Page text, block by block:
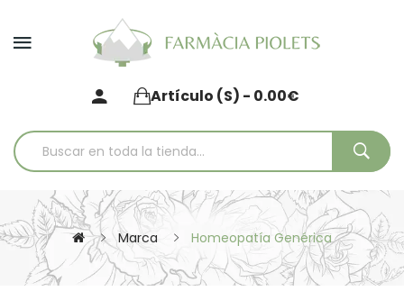
Artículo (s) - 0.00€
Marca Homeopatía Genérica